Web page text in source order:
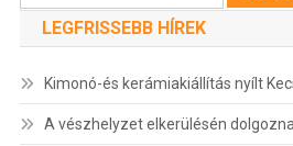
LEGFRISSEBB HÍREK
Kimonó-és kerámiakiállítás nyílt
A vészhelyzet elkerülésén